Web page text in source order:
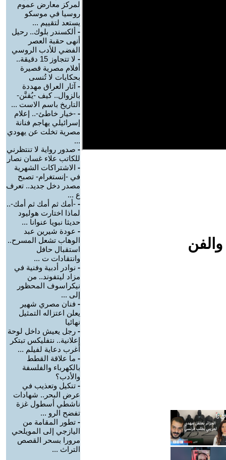
لمركز معارض عموم
روسيا في موسكو
يستعد لتقييم ...
- ألكسندر بلوك.. رحيل
أنهى حقبة العصر
الفضي للأدب الروسي
-
لا تتجاوز 15 دقيقة..
أفلام مصرية قصيرة
بحكايات لا تُنسى
- آثار العراق مهددة
بالزوال.. كيف -يُقنَّن-
التاريخ باسم الاست ...
- -خيار خاطئ-.. إعلام
إسرائيلي يهاجم فنانة
مصرية تخلت عن يهودي
...
- صدور رواية لا تنتظرني
للكاتب علاء غسان نصار
- الاشتراكات الشهرية
في -إنستغرام- تصبح
مصدر دخل جديد.. تعرف
ع ...
- -أمك ثم أمك ثم أمك-..
لماذا اختارت هوليود
حديثا نبويا عنوانا ...
- عودة شيرين عبد
الوهاب تشعل المسرح..
استقبال حافل
وانتقادات ت ...
- نوادر أدبية وفنية في
مزاد ليتفوند.. من
نيكراسوف المحظور
إلى ...
- فنان مصري شهير
يعلن اعتزاله التمثيل
نهائيا
- رجل يعيش داخل لوحة
إعلانية.. نتفليكس تبتكر
أغرب دعاية لفيلم ...
- ما علاقة القطط
بالكهرباء والفلسفة
والأدب؟
- تنكيل وتعذيب في
عرض البحر.. شهادات
ناشطي أسطول غزة
تفضح الرو ...
- تطور المقامة من
اليازجي إلى المويلحي
مرورا بسحر القصص
التراث ...